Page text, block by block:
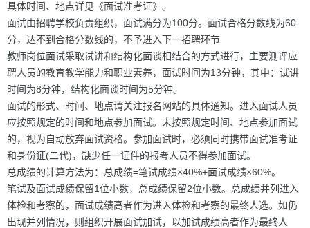
具体时间、地点详见《面试准考证》。
面试由招聘学校负责组织，面试满分为100分。面试合格分数线为60
分，达不到合格分数线的，不予进入下一招聘环节
教师岗位面试采取试讲和结构化面谈相结合的方式进行，主要测评应
聘人员的教育教学能力和职业素养，面试时间为13分钟，其中：试讲
时间为8分钟，结构化面谈时间为5分钟。
面试的形式、时间、地点请关注报名网站的具体通知。进入面试人员
应按照规定的时间和地点参加面试。未按照规定时间、地点参加面试
的，视为自动放弃面试资格。参加面试时，必须同时携带面试准考证
和身份证(二代)，缺少任一证件的报考人员不得参加面试。
总成绩的计算方法为：总成绩=笔试成绩×40%+面试成绩×60%。
笔试及面试成绩保留1位小数，总成绩保留2位小数。总成绩并列进入
体检和考察的，面试成绩高者作为进入体检和考察的最终人选。如仍
出现并列情况，则组织开展面试加试，以加试成绩高者作为最终人